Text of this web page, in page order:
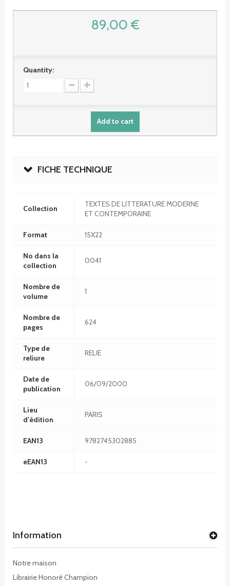
89,00 €
Quantity:
Add to cart
FICHE TECHNIQUE
Collection
TEXTES DE LITTERATURE MODERNE
ET CONTEMPORAINE
Format 15X22
No dans la
collection
0041
Nombre de
volume
1
Nombre de
pages
624
Type de
reliure
RELIE
Date de
publication
06/09/2000
Lieu
d'édition
PARIS
EAN13 9782745302885
eEAN13 -
Information
Notre maison
Librairie Honoré Champion